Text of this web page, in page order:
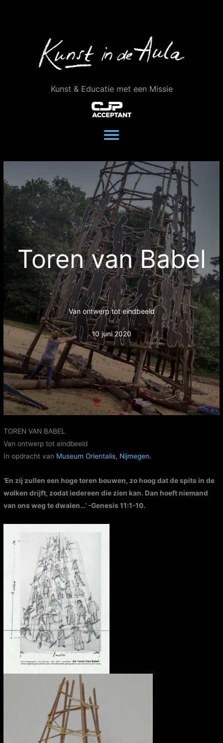
Kunst & Educatie met een Missie
Toren van Babel
Van ontwerp tot eindbeeld
10 juni 2020
TOREN VAN BABEL
Van ontwerp tot eindbeeld
In opdracht van Museum Orientalis, Nijmegen.
‘En zij zullen een hoge toren bouwen, zo hoog dat de spits in de
wolken drijft, zodat iedereen die zien kan. Dan hoeft niemand
van ons weg te dwalen…’ -Genesis 11:1-10.